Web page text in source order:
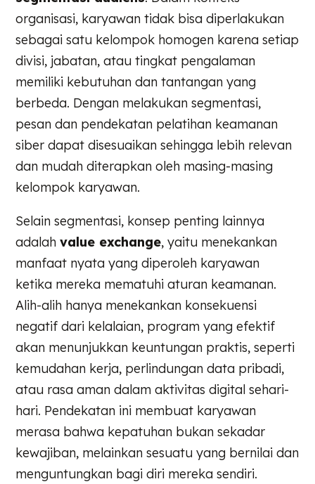
organisasi, karyawan tidak bisa diperlakukan
sebagai satu kelompok homogen karena setiap
divisi, jabatan, atau tingkat pengalaman
memiliki kebutuhan dan tantangan yang
berbeda. Dengan melakukan segmentasi,
pesan dan pendekatan pelatihan keamanan
siber dapat disesuaikan sehingga lebih relevan
dan mudah diterapkan oleh masing-masing
kelompok karyawan.
Selain segmentasi, konsep penting lainnya
adalahvalue exchange, yaitu menekankan
manfaat nyata yang diperoleh karyawan
ketika mereka mematuhi aturan keamanan.
Alih-alih hanya menekankan konsekuensi
negatif dari kelalaian, program yang efektif
akan menunjukkan keuntungan praktis, seperti
kemudahan kerja, perlindungan data pribadi,
atau rasa aman dalam aktivitas digital sehari-
hari. Pendekatan ini membuat karyawan
merasa bahwa kepatuhan bukan sekadar
kewajiban, melainkan sesuatu yang bernilai dan
menguntungkan bagi diri mereka sendiri.